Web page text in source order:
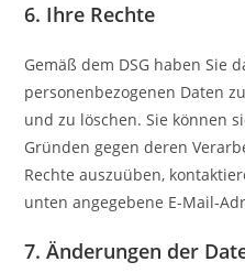
6. Ihre Rechte
Gemäß dem DSG haben Sie
personenbezogenen Daten
und zu löschen. Sie können
Gründen gegen deren
Rechte auszuüben,
unten angegebene E-Mail-
7. Änderungen der